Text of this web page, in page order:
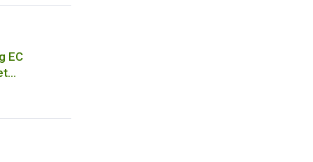
EC
of EC
for a